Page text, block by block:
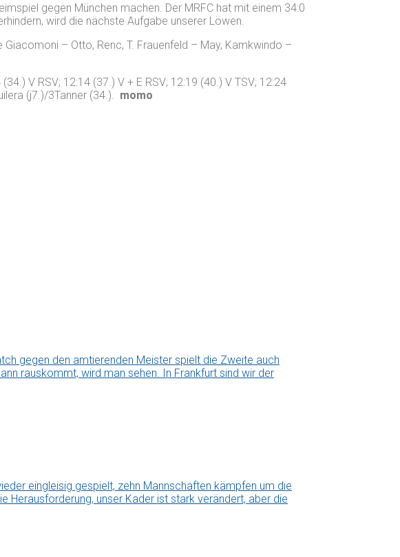
gegen München machen. Der MRFC hat mit einem 34:0
wird die nächste Aufgabe unserer Löwen.
– Otto, Renc, T. Frauenfeld – May, Kamkwindo –
V RSV; 12:14 (37.) V + E RSV; 12:19 (40.) V TSV; 12:24
(j7.)/3Tanner (34.). momo
gegen den amtierenden Meister spielt die Zweite auch
rauskommt, wird man sehen. In Frankfurt sind wir der
eingleisig gespielt, zehn Mannschaften kämpfen um die
Herausforderung, unser Kader ist stark verändert, aber die